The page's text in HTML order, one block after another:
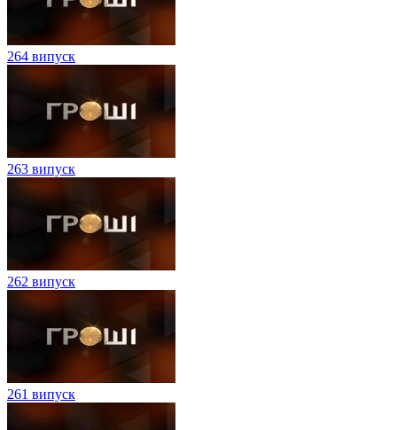
264 випуск
263 випуск
262 випуск
261 випуск